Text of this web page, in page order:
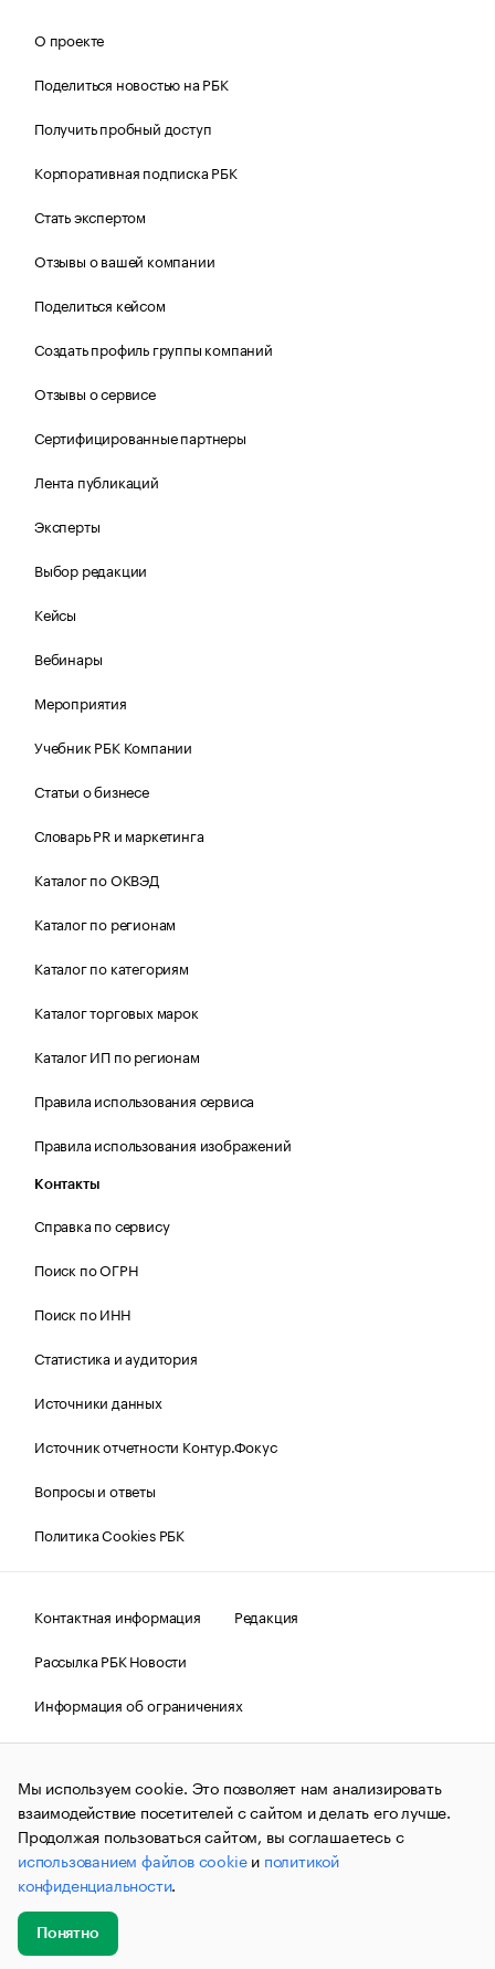
О проекте
Поделиться новостью на РБК
Получить пробный доступ
Корпоративная подписка РБК
Стать экспертом
Отзывы о вашей компании
Поделиться кейсом
Создать профиль группы компаний
Отзывы о сервисе
Сертифицированные партнеры
Лента публикаций
Эксперты
Выбор редакции
Кейсы
Вебинары
Мероприятия
Учебник РБК Компании
Статьи о бизнесе
Словарь PR и маркетинга
Каталог по ОКВЭД
Каталог по регионам
Каталог по категориям
Каталог торговых марок
Каталог ИП по регионам
Правила использования сервиса
Правила использования изображений
Контакты
Справка по сервису
Поиск по ОГРН
Поиск по ИНН
Статистика и аудитория
Источники данных
Источник отчетности Контур.Фокус
Вопросы и ответы
Политика Cookies РБК
Контактная информация
Редакция
Рассылка РБК Новости
Информация об ограничениях
Правовая информация
О соблюдении авторских прав
© АО «РОСБИЗНЕСКОНСАЛТИНГ»,1995–2026.Сообщения
и материалы информационного агентства «РБК»
(зарегистрировано Федеральной службой по надзору в сфере
связи, информационных технологий и массовых
коммуникаций (Роскомнадзор) 09.12.2015 за номером ИА
№ФС77-63848) сопровождаются пометкой «РБК». Отдельные
публикации могут содержать информацию,
не предназначенную для пользователей
до 18 лет.
Мы используем cookie. Это позволяет нам анализировать
взаимодействие посетителей с сайтом и делать его лучше.
Продолжая пользоваться сайтом, вы соглашаетесь с
использованием файлов cookieи политикой
конфиденциальности.
Понятно